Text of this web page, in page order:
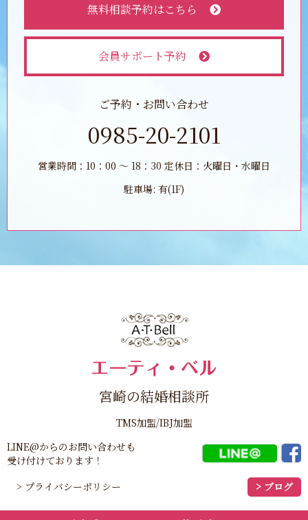
無料相談予約はこちら
会員サポート予約
ご予約・お問い合わせ
0985-20-2101
営業時間：10：00 ～ 18：30 定休日：火曜日・水曜日
駐車場: 有(1F)
宮崎の結婚相談所
TMS加盟/IBJ加盟
LINE@からのお問い合わせも
受け付けております！
> プライバシーポリシー
> ブログ